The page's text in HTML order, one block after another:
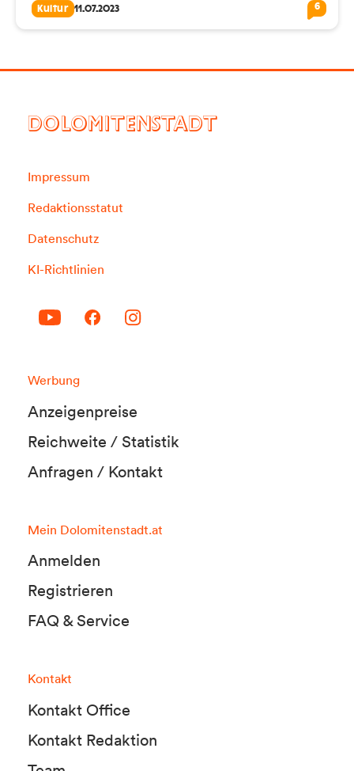
Kultur 11.07.2023 6
DOLOMITENSTADT
Impressum
Redaktionsstatut
Datenschutz
KI-Richtlinien
Werbung
Anzeigenpreise
Reichweite / Statistik
Anfragen / Kontakt
Mein Dolomitenstadt.at
Anmelden
Registrieren
FAQ & Service
Kontakt
Kontakt Office
Kontakt Redaktion